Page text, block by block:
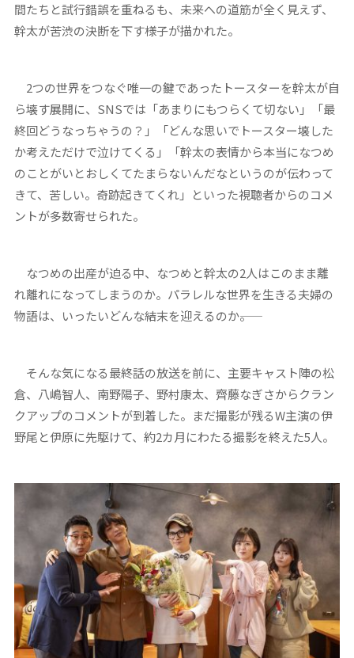
間たちと試行錯誤を重ねるも、未来への道筋が全く見えず、
幹太が苦渋の決断を下す様子が描かれた。
2つの世界をつなぐ唯一の鍵であったトースターを幹太が自
ら壊す展開に、SNSでは「あまりにもつらくて切ない」「最
終回どうなっちゃうの？」「どんな思いでトースター壊した
か考えただけで泣けてくる」「幹太の表情から本当になつめ
のことがいとおしくてたまらないんだなというのが伝わって
きて、苦しい。奇跡起きてくれ」といった視聴者からのコメ
ントが多数寄せられた。
なつめの出産が迫る中、なつめと幹太の2人はこのまま離
れ離れになってしまうのか。パラレルな世界を生きる夫婦の
物語は、いったいどんな結末を迎えるのか――。
そんな気になる最終話の放送を前に、主要キャスト陣の松
倉、八嶋智人、南野陽子、野村康太、齊藤なぎさからクラン
クアップのコメントが到着した。まだ撮影が残るW主演の伊
野尾と伊原に先駆けて、約2カ月にわたる撮影を終えた5人。